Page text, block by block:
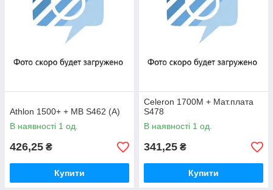
Athlon 1500+ + MB S462 (А)
В наявності 1 од.
426,25 ₴
Купити
Celeron 1700M + Мат.плата
S478
В наявності 1 од.
341,25 ₴
Купити